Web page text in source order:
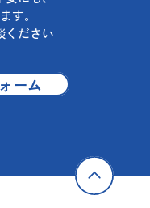
す。
ください
ーム